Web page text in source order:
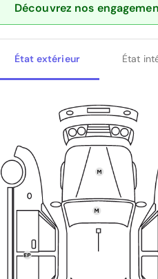
Découvrez nos
État extérieur État